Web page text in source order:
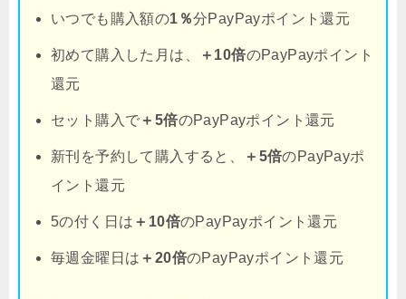
いつでも購入額の1％分PayPayポイント還元
初めて購入した月は、 ＋10倍のPayPayポイント
還元
セット購入で ＋5倍のPayPayポイント還元
新刊を予約して購入すると、 ＋5倍のPayPayポ
イント還元
5の付く日は ＋10倍のPayPayポイント還元
毎週金曜日は ＋20倍のPayPayポイント還元